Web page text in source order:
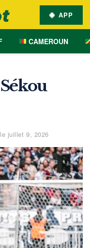
APP
CAMEROUN
juillet 9, 2026